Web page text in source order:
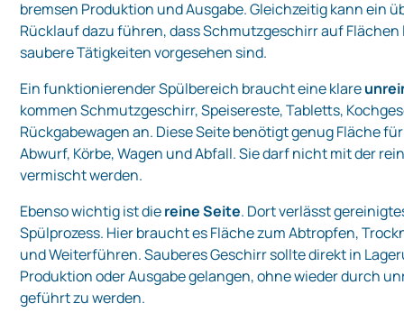
bremsen Produktion und Ausgabe. Gleichzeitig kann ein
Rücklauf dazu führen, dass Schmutzgeschirr auf
saubere Tätigkeiten vorgesehen sind.
Ein funktionierender Spülbereich braucht eine klare
kommen Schmutzgeschirr, Speisereste, Tabletts,
Rückgabewagen an. Diese Seite benötigt genug Fläche
Abwurf, Körbe, Wagen und Abfall. Sie darf nicht mit der
vermischt werden.
Ebenso wichtig ist diereine Seite. Dort verlässt
Spülprozess. Hier braucht es Fläche zum Abtropfen,
und Weiterführen. Sauberes Geschirr sollte direkt in
Produktion oder Ausgabe gelangen, ohne wieder durch
geführt zu werden.